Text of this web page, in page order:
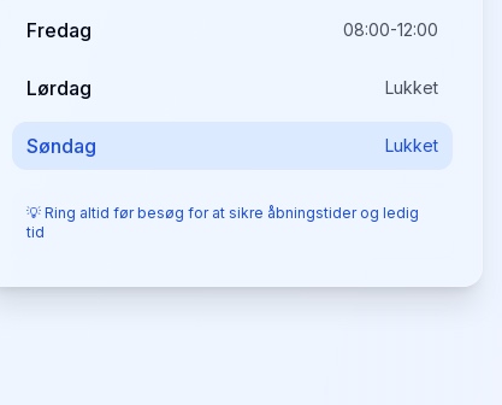
Fredag 08:00-12:00
Lørdag Lukket
Søndag Lukket
💡 Ring altid før besøg for at sikre åbningstider og ledig
tid